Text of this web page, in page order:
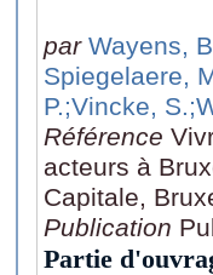
par Wayens,
Spiegelaere,
P.;Vincke, S.
Référence
acteurs à
Capitale,
Publication
Partie